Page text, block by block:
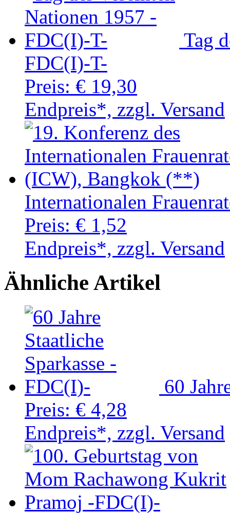
Tag
FDC(I)-T-
Preis: € 19,30
Endpreis*, zzgl. Versand
Internationalen
Preis: € 1,52
Endpreis*, zzgl. Versand
Ähnliche Artikel
60
Preis: € 4,28
Endpreis*, zzgl. Versand